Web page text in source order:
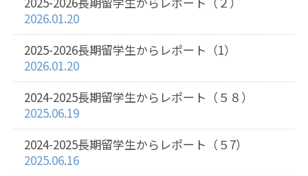
2026.01.20
2025-2026長期留学生からレポート（1）
2026.01.20
2024-2025長期留学生からレポート（５８）
2025.06.19
2024-2025長期留学生からレポート（５7）
2025.06.16